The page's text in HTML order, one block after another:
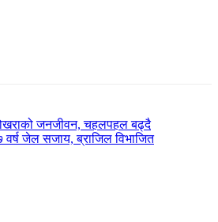
जनजीवन, चहलपहल बढ्दै
वर्ष जेल सजाय, ब्राजिल विभाजित